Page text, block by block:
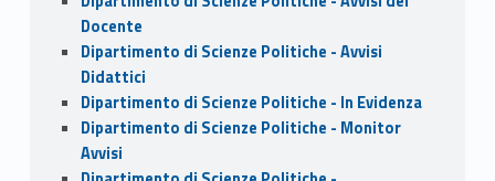
Docente
Dipartimento di Scienze Politiche - Avvisi
Didattici
Dipartimento di Scienze Politiche - In Evidenza
Dipartimento di Scienze Politiche - Monitor
Avvisi